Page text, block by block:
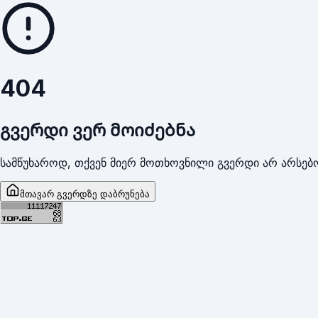
404
გვერდი ვერ მოიძებნა
სამწუხაროდ, თქვენ მიერ მოთხოვნილი გვერდი არ
მთავარ გვერდზე დაბრუნება